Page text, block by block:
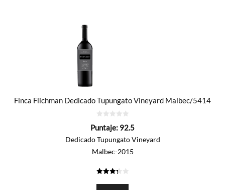
Finca Flichman Dedicado Tupungato Vineyard Malbec/5414
de
Puntaje: 92.5
Dedicado Tupungato Vineyard
Malbec-2015
de 5